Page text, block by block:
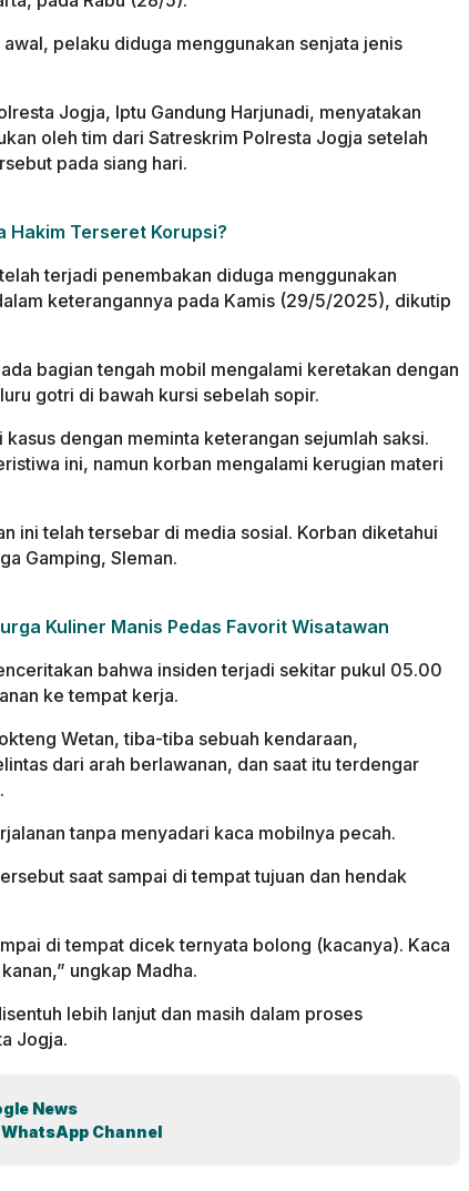
pelaku diduga menggunakan senjata jenis
Jogja, Iptu Gandung Harjunadi, menyatakan
oleh tim dari Satreskrim Polresta Jogja setelah
pada siang hari.
Hakim Terseret Korupsi?
terjadi penembakan diduga menggunakan
keterangannya pada Kamis (29/5/2025), dikutip
bagian tengah mobil mengalami keretakan dengan
gotri di bawah kursi sebelah sopir.
dengan meminta keterangan sejumlah saksi.
ini, namun korban mengalami kerugian materi
ini telah tersebar di media sosial. Korban diketahui
Gamping, Sleman.
Kuliner Manis Pedas Favorit Wisatawan
bahwa insiden terjadi sekitar pukul 05.00
ke tempat kerja.
Wetan, tiba-tiba sebuah kendaraan,
dari arah berlawanan, dan saat itu terdengar
tanpa menyadari kaca mobilnya pecah.
saat sampai di tempat tujuan dan hendak
di tempat dicek ternyata bolong (kacanya). Kaca
ungkap Madha.
lebih lanjut dan masih dalam proses
Jogja.
News
WhatsApp Channel